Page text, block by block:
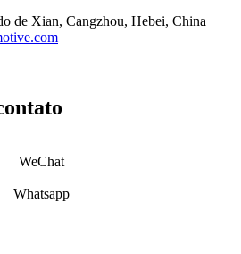
de Xian, Cangzhou, Hebei, China
WeChat
Whatsapp